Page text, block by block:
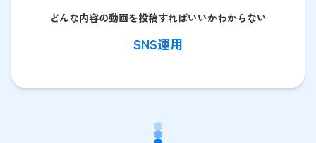
どんな内容の動画を投稿すればいいかわからない
SNS運用